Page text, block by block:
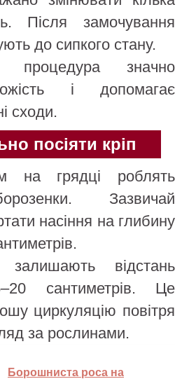
Після замочування
до сипкого стану.
процедура значно
і допомагає
сходи.
посіяти кріп
на грядці роблять
Зазвичай
насіння на глибину
відстань
сантиметрів. Це
циркуляцію повітря
за рослинами.
Борошниста роса на